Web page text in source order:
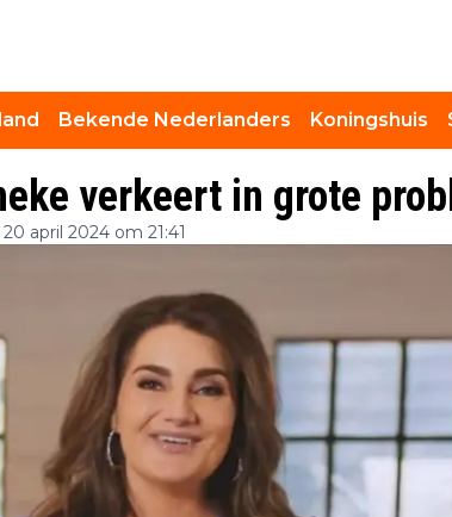
Bekende Nederlanders Koningshuis
verkeert in grote
april 2024 om 21:41